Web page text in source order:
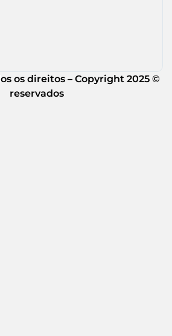
os direitos – Copyright 2025 ©
reservados